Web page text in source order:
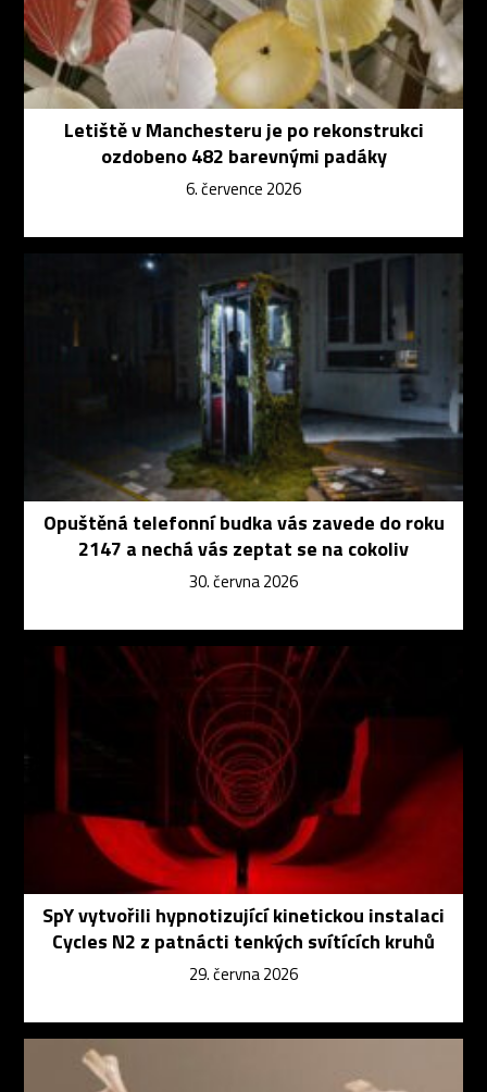
Letiště v Manchesteru je po rekonstrukci
ozdobeno 482 barevnými padáky
6. července 2026
Opuštěná telefonní budka vás zavede do roku
2147 a nechá vás zeptat se na cokoliv
30. června 2026
SpY vytvořili hypnotizující kinetickou instalaci
Cycles N2 z patnácti tenkých svítících kruhů
29. června 2026